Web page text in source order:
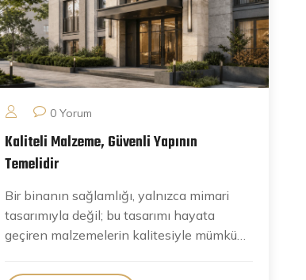
0 Yorum
Kaliteli Malzeme, Güvenli Yapının
Temelidir
Bir binanın sağlamlığı, yalnızca mimari
tasarımıyla değil; bu tasarımı hayata
geçiren malzemelerin kalitesiyle mümkün